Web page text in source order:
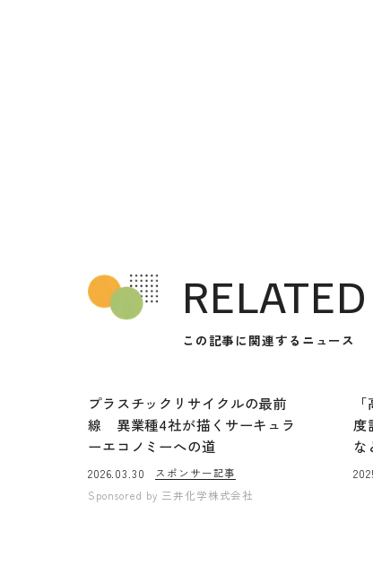
RELATED
この記事に関連するニュース
プラスチックリサイクルの最前
線 異業種4社が描くサーキュラ
ーエコノミーへの道
2026.03.30
スポンサー記事
Sponsored by 三井化学株式会社
度
な